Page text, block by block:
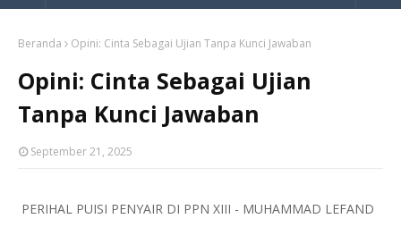
Beranda Opini: Cinta Sebagai Ujian Tanpa Kunci Jawaban
Opini: Cinta Sebagai Ujian
Tanpa Kunci Jawaban
September 21, 2025
PERIHAL PUISI PENYAIR DI PPN XIII - MUHAMMAD LEFAND